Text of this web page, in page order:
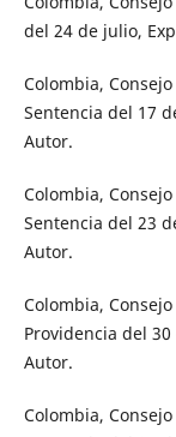
del 24 de julio,
Colombia,
Sentencia del 17
Autor.
Colombia,
Sentencia del 23
Autor.
Colombia,
Providencia del
Autor.
Colombia,